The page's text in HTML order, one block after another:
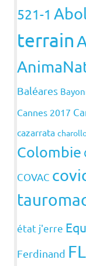
521-1
terrain
Baléares
Cannes 2017
cazarrata
Colombie
COVAC
état j'erre
Ferdinand